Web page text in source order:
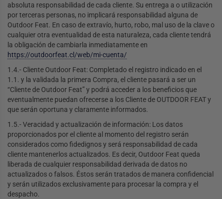
absoluta responsabilidad de cada cliente. Su entrega a o utilización
por terceras personas, no implicará responsabilidad alguna de
Outdoor Feat. En caso de extravío, hurto, robo, mal uso de la clave o
cualquier otra eventualidad de esta naturaleza, cada cliente tendrá
la obligación de cambiarla inmediatamente en
https://outdoorfeat.cl/web/mi-cuenta/
1.4.- Cliente Outdoor Feat: Completado el registro indicado en el
1.1. y la validada la primera Compra, el cliente pasará a ser un
“Cliente de Outdoor Feat” y podrá acceder a los beneficios que
eventualmente puedan ofrecerse a los Cliente de OUTDOOR FEAT y
que serán oportuna y claramente informados.
1.5.- Veracidad y actualización de información: Los datos
proporcionados por el cliente al momento del registro serán
considerados como fidedignos y será responsabilidad de cada
cliente mantenerlos actualizados. Es decir, Outdoor Feat queda
liberada de cualquier responsabilidad derivada de datos no
actualizados o falsos. Éstos serán tratados de manera confidencial
y serán utilizados exclusivamente para procesar la compra y el
despacho.